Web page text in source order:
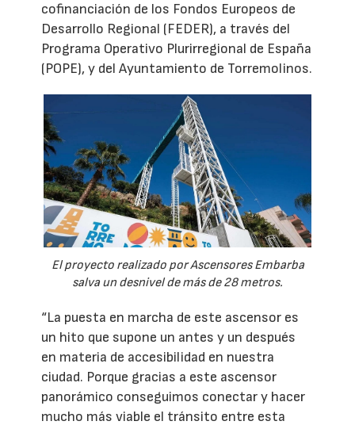
cofinanciación de los Fondos Europeos de
Desarrollo Regional (FEDER), a través del
Programa Operativo Plurirregional de España
(POPE), y del Ayuntamiento de Torremolinos.
El proyecto realizado por Ascensores Embarba
salva un desnivel de más de 28 metros.
“La puesta en marcha de este ascensor es
un hito que supone un antes y un después
en materia de accesibilidad en nuestra
ciudad. Porque gracias a este ascensor
panorámico conseguimos conectar y hacer
mucho más viable el tránsito entre esta